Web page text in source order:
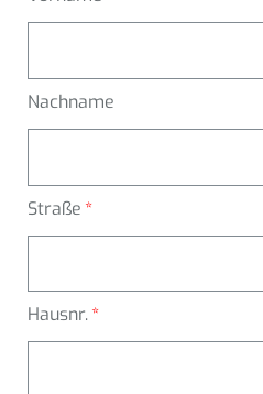
Nachname
Straße
Hausnr.